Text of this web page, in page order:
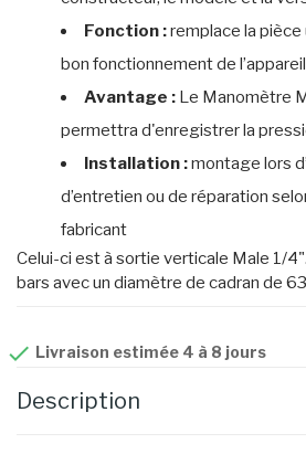
Fonction :remplace la
bon fonctionnement de l’appareil
Avantage : Le Manomètre
permettra d'enregistrer la
Installation :montage lors
d’entretien ou de réparation
fabricant
Celui-ci est à sortie verticale Male 1/
bars avec un diamètre de cadran de
 Livraison estimée 4 à 8 jours
Description